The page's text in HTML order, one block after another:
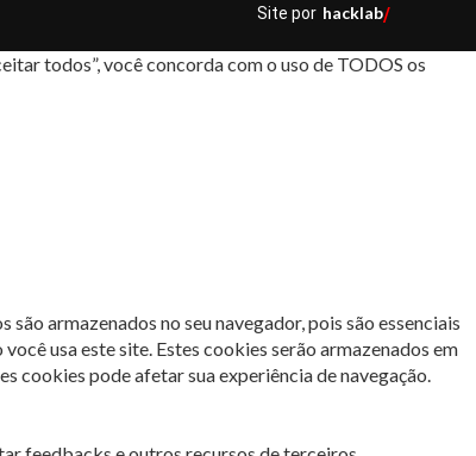
Site por hacklab/
todos”, você concorda com o uso de TODOS os
armazenados no seu navegador, pois são essenciais
usa este site. Estes cookies serão armazenados em
cookies pode afetar sua experiência de navegação.